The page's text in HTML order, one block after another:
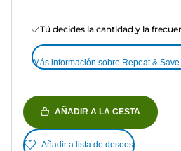
Tú decides la cantidad y la
Más información sobre Repeat & Save
AÑADIR A LA CESTA
Añadir a lista de deseos